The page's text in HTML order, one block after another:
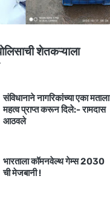
शेतकऱ्याला
संविधानाने नागरिकांच्या एका मताला
महत्व प्राप्त करून दिले:- रामदास
आठवले
भारताला कॉमनवेल्थ गेम्स 2030
ची मेजबानी !